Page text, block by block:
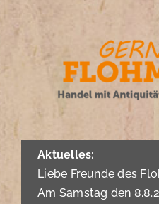
Inhalt
springen
Aktuelles:
Liebe Freunde des
Am Samstag den